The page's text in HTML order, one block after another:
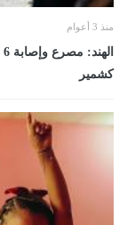
منذ 3 أعوام
كشمير